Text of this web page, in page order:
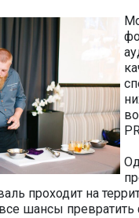
проходит на
шансы превратить